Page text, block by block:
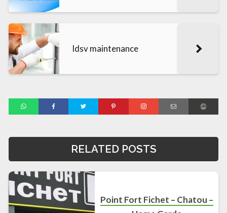
Idsv maintenance
RELATED POSTS
Point Fort Fichet – Chatou –